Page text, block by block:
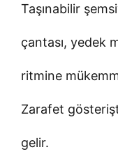
Taşınabilir
çantası, yedek
ritmine
Zarafet
gelir.